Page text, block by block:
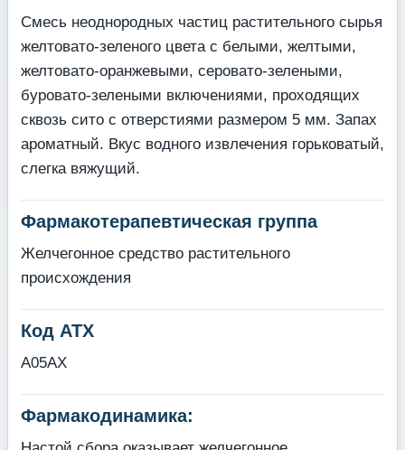
Смесь неоднородных частиц растительного сырья
желтовато-зеленого цвета с белыми, желтыми,
желтовато-оранжевыми, серовато-зелеными,
буровато-зелеными включениями, проходящих
сквозь сито с отверстиями размером 5 мм. Запах
ароматный. Вкус водного извлечения горьковатый,
слегка вяжущий.
Фармакотерапевтическая группа
Желчегонное средство растительного
происхождения
Код АТХ
A05AX
Фармакодинамика: